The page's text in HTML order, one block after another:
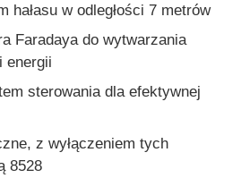
hałasu w odległości 7 metrów
Faradaya do wytwarzania
energii
sterowania dla efektywnej
z wyłączeniem tych
8528